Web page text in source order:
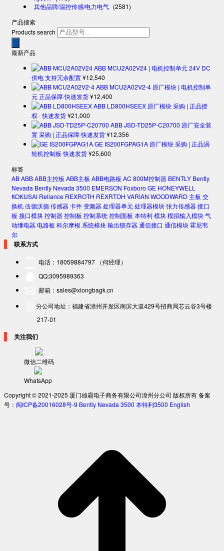
其他品牌/温控传感/电力电气 (2581)
产品搜索
Products search
最新产品
ABB MCU2A02V24 | 电机控制单元 24V DC
供电 支持冗余配置¥12,540
ABB MCU2A02V2-4 原厂模块 | 电机控制单
元 正品保障·快速发货¥12,400
ABB LD800HSEEX 原厂模块 采购 | 正品授
权 · 快速发货¥21,000
ABB JSD-TD25P-C20700 原厂安全装
置 采购 | 正品保障·快速发货¥12,356
GE IS200FGPAG1A 原厂模块 采购 | 正品涡
轮机控制板 快速发货¥25,600
标签
ABABBABB主控板 ABB主板 ABB电路板 AC 800M控制器 BENTLY Bently
Nevada Bently Nevada 3500 EMERSON Foxboro GE HONEYWELL
KOKUSAI Reliance REXROTH REXRTOH VARIAN WOODWARD 主板 交
换机伍德沃德传感器卡件变频器处理器单元处理器模块张力传感器接口
板 接口模块控制器控制板 控制系统控制面板 本特利模块模拟输入模块气
动继电器电路板 科尔摩根 系统模块输出锁存器通信接口 通信模块霍尼韦
尔
联系方式
电话：18059884797 （何经理）
QQ:3095989363
邮箱：sales@xiongbagk.cn
分公司地址：福建省漳州开发区南滨大道429号招商局芯云谷3号楼
217-01
关注我们
微信二维码
WhatsApp
Copyright © 2021-2025 厦门雄霸电子商务有限公司漳州分公司 版权所有 备案
号： 闽ICP备20016028号-9 Bently Nevada 3500 本特利3500 English